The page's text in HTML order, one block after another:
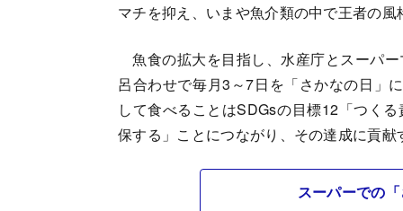
マチを抑え、いまや魚介類の中で王者の風
魚食の拡大を目指し、水産庁とスーパ
呂合わせで毎月3～7日を「さかなの日」
して食べることはSDGsの目標12「つく
保する」ことにつながり、その達成に貢
スーパーでの